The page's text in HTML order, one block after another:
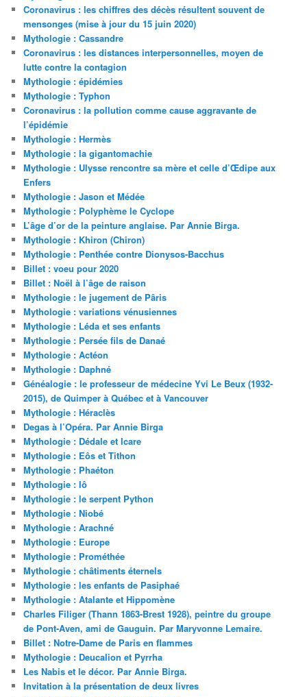
Coronavirus : les chiffres des décès résultent souvent de
mensonges (mise à jour du 15 juin 2020)
Mythologie : Cassandre
Coronavirus : les distances interpersonnelles, moyen de
lutte contre la contagion
Mythologie : épidémies
Mythologie : Typhon
Coronavirus : la pollution comme cause aggravante de
l’épidémie
Mythologie : Hermès
Mythologie : la gigantomachie
Mythologie : Ulysse rencontre sa mère et celle d’Œdipe aux
Enfers
Mythologie : Jason et Médée
Mythologie : Polyphème le Cyclope
L’âge d’or de la peinture anglaise. Par Annie Birga.
Mythologie : Khiron (Chiron)
Mythologie : Penthée contre Dionysos-Bacchus
Billet : voeu pour 2020
Billet : Noël à l’âge de raison
Mythologie : le jugement de Pâris
Mythologie : variations vénusiennes
Mythologie : Léda et ses enfants
Mythologie : Persée fils de Danaé
Mythologie : Actéon
Mythologie : Daphné
Généalogie : le professeur de médecine Yvi Le Beux (1932-
2015), de Quimper à Québec et à Vancouver
Mythologie : Héraclès
Degas à l’Opéra. Par Annie Birga
Mythologie : Dédale et Icare
Mythologie : Eôs et Tithon
Mythologie : Phaéton
Mythologie : Iô
Mythologie : le serpent Python
Mythologie : Niobé
Mythologie : Arachné
Mythologie : Europe
Mythologie : Prométhée
Mythologie : châtiments éternels
Mythologie : les enfants de Pasiphaé
Mythologie : Atalante et Hippomène
Charles Filiger (Thann 1863-Brest 1928), peintre du groupe
de Pont-Aven, ami de Gauguin. Par Maryvonne Lemaire.
Billet : Notre-Dame de Paris en flammes
Mythologie : Deucalion et Pyrrha
Les Nabis et le décor. Par Annie Birga.
Invitation à la présentation de deux livres